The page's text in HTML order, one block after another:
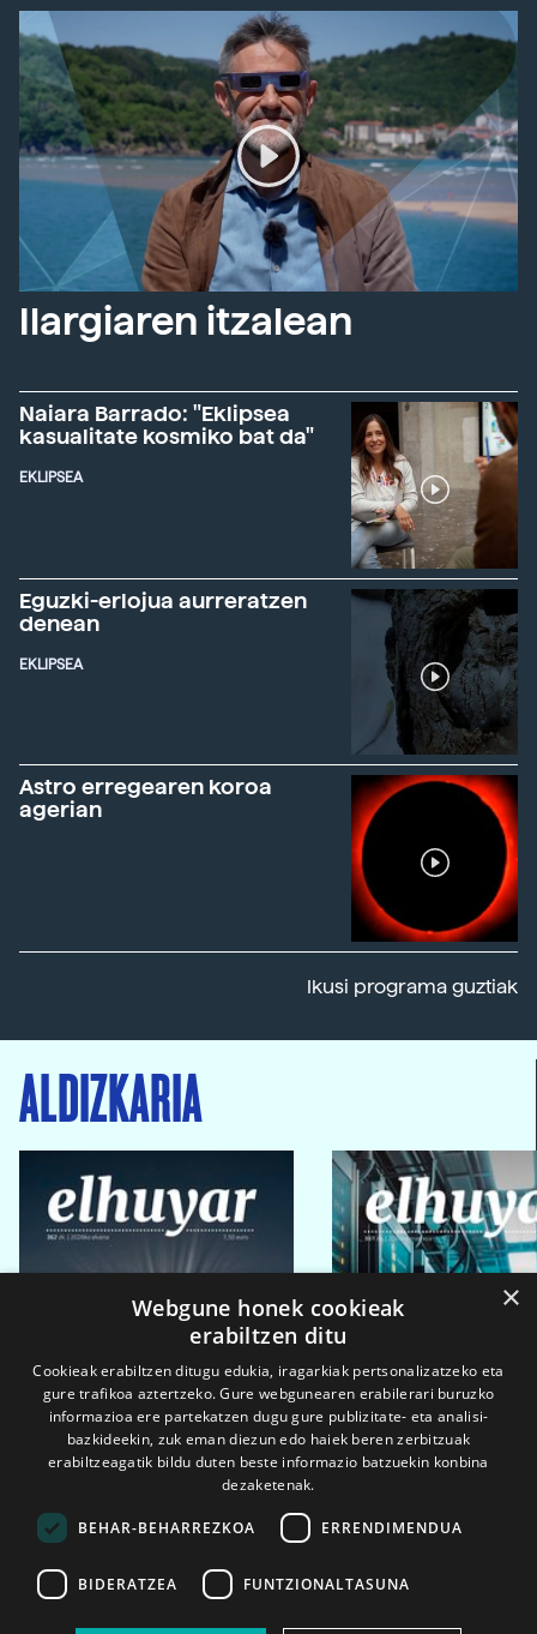
Ilargiaren itzalean
Naiara Barrado: "Eklipsea
kasualitate kosmiko bat da"
EKLIPSEA
Eguzki-erlojua aurreratzen
denean
EKLIPSEA
Astro erregearen koroa
agerian
Ikusi programa guztiak
ALDIZKARIA
2026ko eka. 1a 2026ko mar. 1a
×
Webgune honek cookieak
erabiltzen ditu
Cookieak erabiltzen ditugu edukia, iragarkiak pertsonalizatzeko eta
gure trafikoa aztertzeko. Gure webgunearen erabilerari buruzko
informazioa ere partekatzen dugu gure publizitate- eta analisi-
bazkideekin, zuk eman diezun edo haiek beren zerbitzuak
erabiltzeagatik bildu duten beste informazio batzuekin konbina
dezaketenak.
BEHAR-BEHARREZKOA ERRENDIMENDUA
BIDERATZEA FUNTZIONALTASUNA